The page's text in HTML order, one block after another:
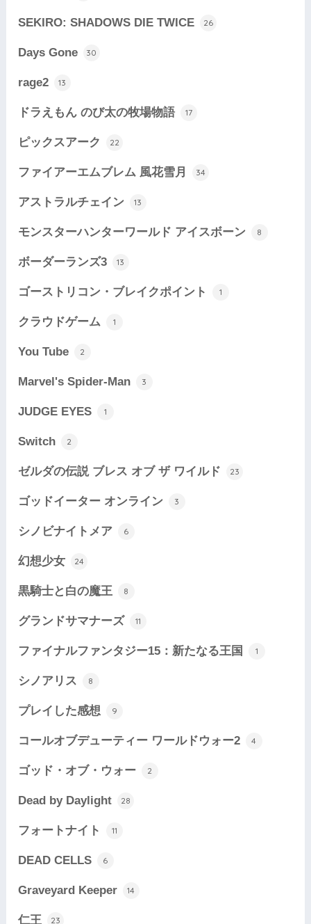
SEKIRO: SHADOWS DIE TWICE 26
Days Gone 30
rage2 13
ドラえもん のび太の牧場物語 17
ピックスアーク 22
ファイアーエムブレム 風花雪月 34
アストラルチェイン 13
モンスターハンターワールド アイスボーン 8
ボーダーランズ3 13
ゴーストリコン・ブレイクポイント 1
クラウドゲーム 1
You Tube 2
Marvel's Spider-Man 3
JUDGE EYES 1
Switch 2
ゼルダの伝説 ブレス オブ ザ ワイルド 23
ゴッドイーター オンライン 3
シノビナイトメア 6
幻想少女 24
黒騎士と白の魔王 8
グランドサマナーズ 11
ファイナルファンタジー15：新たなる王国 1
シノアリス 8
プレイした感想 9
コールオブデューティー ワールドウォー2 4
ゴッド・オブ・ウォー 2
Dead by Daylight 28
フォートナイト 11
DEAD CELLS 6
Graveyard Keeper 14
仁王 23